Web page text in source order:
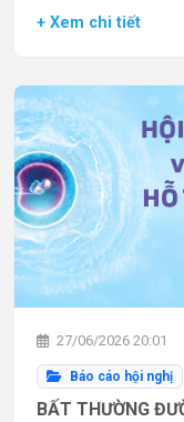
+ Xem chi tiết
27/06/2026 20:01
Báo cáo hội nghị
BẤT THƯỜNG